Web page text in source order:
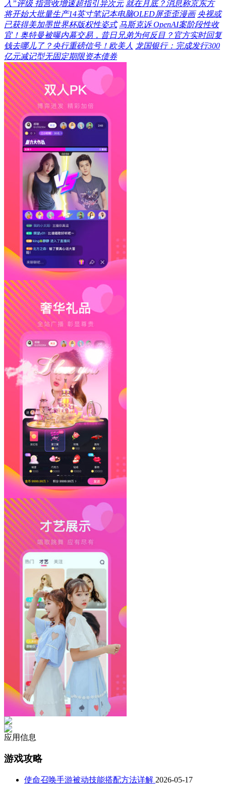
入”评级 指营收增速超指引异次元 就在月底？消息称京东方
将开始大批量生产14英寸笔记本电脑OLED屏歪歪漫画 央视或
已获得美加墨世界杯版权性姿式 马斯克诉 OpenAI案阶段性收
官！奥特曼被曝内幕交易，昔日兄弟为何反目？官方实时回复
钱去哪儿了？央行重磅信号！欧美人 龙国银行：完成发行300
亿元减记型无固定期限资本债券
应用信息
游戏攻略
使命召唤手游被动技能搭配方法详解 2026-05-17